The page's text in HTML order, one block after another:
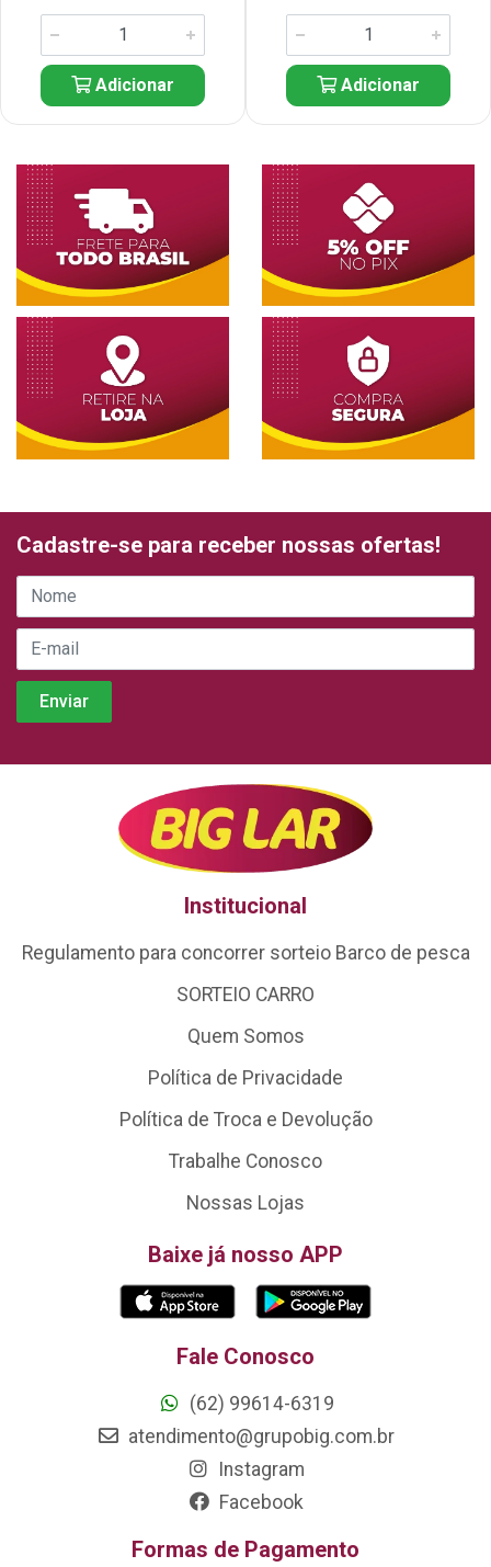
Adicionar Adicionar
Cadastre-se para receber nossas ofertas!
Institucional
Regulamento para concorrer sorteio Barco de pesca
SORTEIO CARRO
Quem Somos
Política de Privacidade
Política de Troca e Devolução
Trabalhe Conosco
Nossas Lojas
Baixe já nosso APP
Fale Conosco
(62) 99614-6319
atendimento@grupobig.com.br
Instagram
Facebook
Formas de Pagamento